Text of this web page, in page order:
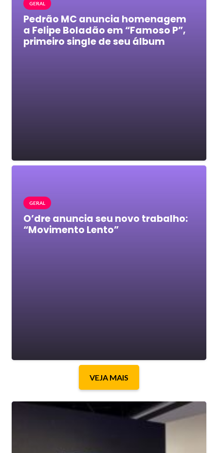
GERAL
Pedrão MC anuncia homenagem
a Felipe Boladão em “Famoso P”,
primeiro single de seu álbum
GERAL
O’dre anuncia seu novo trabalho:
“Movimento Lento”
VEJA MAIS